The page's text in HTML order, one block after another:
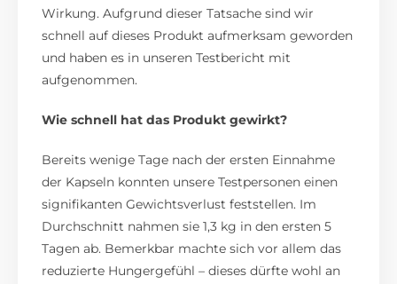
Wirkung. Aufgrund dieser Tatsache sind wir
schnell auf dieses Produkt aufmerksam geworden
und haben es in unseren Testbericht mit
aufgenommen.
Wie schnell hat das Produkt gewirkt?
Bereits wenige Tage nach der ersten Einnahme
der Kapseln konnten unsere Testpersonen einen
signifikanten Gewichtsverlust feststellen. Im
Durchschnitt nahmen sie 1,3 kg in den ersten 5
Tagen ab. Bemerkbar machte sich vor allem das
reduzierte Hungergefühl – dieses dürfte wohl an